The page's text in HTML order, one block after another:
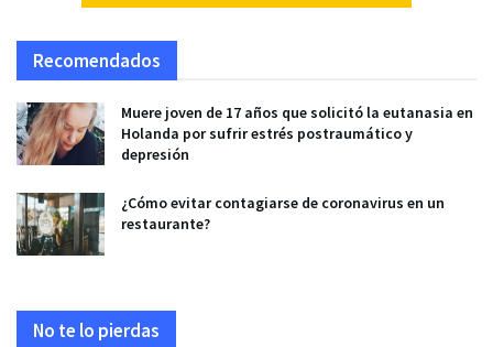
Recomendados
Muere joven de 17 años que solicitó la eutanasia en
Holanda por sufrir estrés postraumático y
depresión
¿Cómo evitar contagiarse de coronavirus en un
restaurante?
No te lo pierdas